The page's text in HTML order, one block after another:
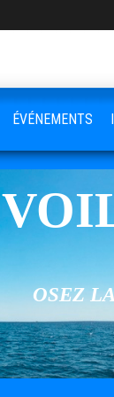
OSEZ
ÉVÉNEMENTS